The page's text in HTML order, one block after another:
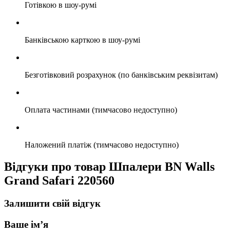
Готівкою в шоу-румі
Банківською карткою в шоу-румі
Безготівковий розрахунок (по банківським реквізитам)
Оплата частинами (тимчасово недоступно)
Наложений платіж (тимчасово недоступно)
Відгуки про товар Шпалери BN Walls
Grand Safari 220560
Залишити свій відгук
Ваше ім’я